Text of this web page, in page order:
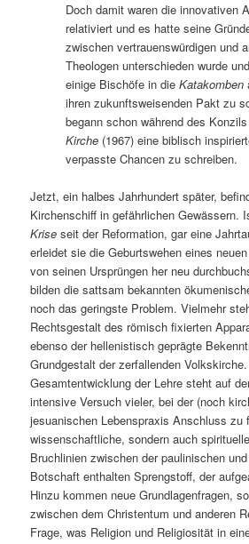
Doch damit waren die innovativen
relativiert und es hatte seine
zwischen vertrauenswürdigen und
Theologen unterschieden wurde
einige Bischöfe in dieKatakomben
ihren zukunftsweisenden Pakt zu
begann schon während des
Kirche (1967) eine biblisch
verpasste Chancen zu schreiben.
Jetzt, ein halbes Jahrhundert später,
Kirchenschiff in gefährlichen Gewässern.
Krise seit der Reformation, gar eine
erleidet sie die Geburtswehen eines
von seinen Ursprüngen her neu
bilden die sattsam bekannten
noch das geringste Problem. Vielmehr
Rechtsgestalt des römisch fixierten
ebenso der hellenistisch geprägte
Grundgestalt der zerfallenden
Gesamtentwicklung der Lehre steht auf
intensive Versuch vieler, bei der (noch
jesuanischen Lebenspraxis Anschluss zu
wissenschaftliche, sondern auch
Bruchlinien zwischen der paulinischen
Botschaft enthalten Sprengstoff, der
Hinzu kommen neue Grundlagenfragen,
zwischen dem Christentum und anderen
Frage, was Religion und Religiosität in